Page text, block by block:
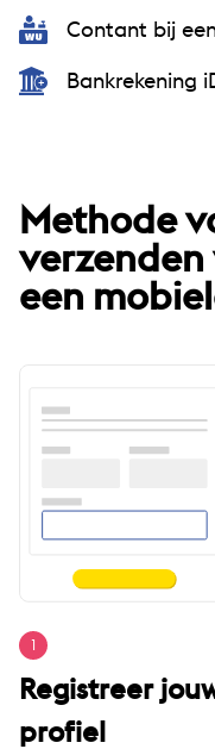
Contant bij
Bankrekening
Methode
een
1
Registreer
profiel